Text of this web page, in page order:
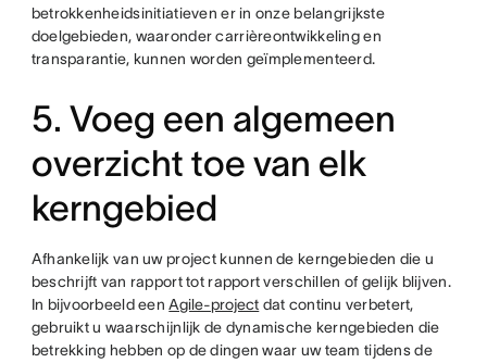
betrokkenheidsinitiatieven er in onze belangrijkste
doelgebieden, waaronder carrièreontwikkeling en
transparantie, kunnen worden geïmplementeerd.
5. Voeg een algemeen
overzicht toe van elk
kerngebied
Afhankelijk van uw project kunnen de kerngebieden die u
beschrijft van rapport tot rapport verschillen of gelijk blijven.
In bijvoorbeeld eenAgile-project dat continu verbetert,
gebruikt u waarschijnlijk de dynamische kerngebieden die
betrekking hebben op de dingen waar uw team tijdens de